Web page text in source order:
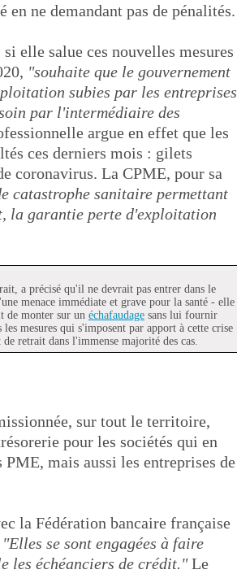
ne demandant pas de pénalités.
elle salue ces nouvelles mesures
"souhaite que le gouvernement
subies par les entreprises
par l'intermédiaire des
argue en effet que les
ces derniers mois : gilets
coronavirus. La CPME, pour sa
catastrophe sanitaire permettant
la garantie perte d'exploitation
a précisé qu'il ne devrait pas entrer dans le
menace immédiate et grave pour la santé - elle
de monter sur un échafaudage sans lui fournir
mesures qui s'imposent par apport à cette crise
retrait dans l'immense majorité des cas.
sur tout le territoire,
pour les sociétés qui en
mais aussi les entreprises de
la Fédération bancaire française
"Elles se sont engagées à faire
les échéanciers de crédit."Le